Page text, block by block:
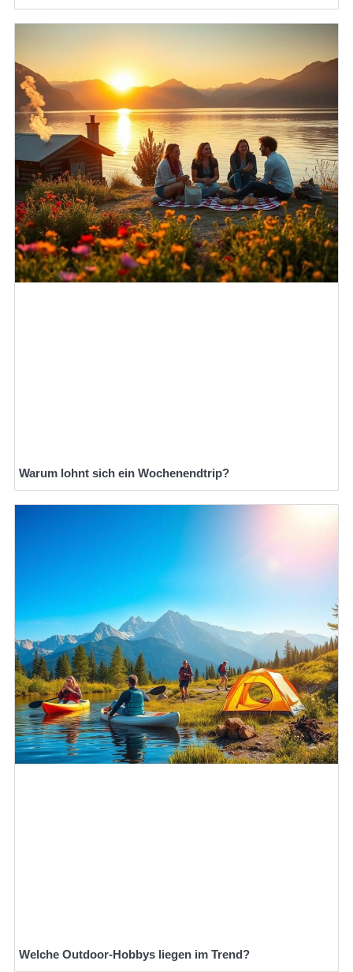
Warum lohnt sich ein Wochenendtrip?
Welche Outdoor-Hobbys liegen im Trend?